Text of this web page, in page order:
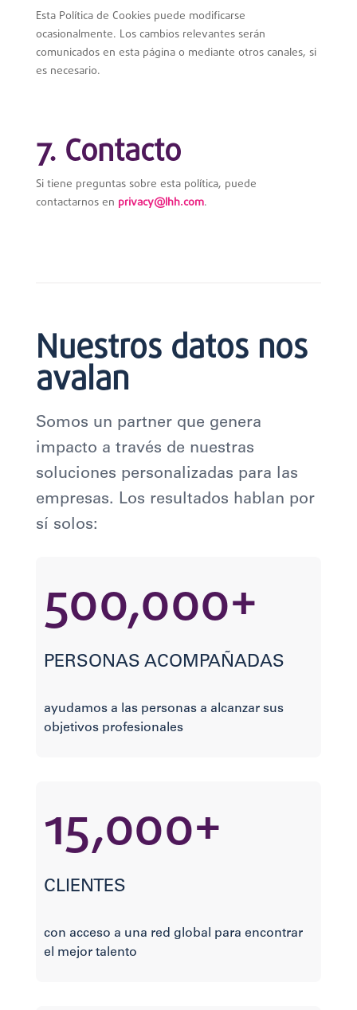
Esta Política de Cookies puede modificarse
ocasionalmente. Los cambios relevantes serán
comunicados en esta página o mediante otros canales, si
es necesario.
7. Contacto
Si tiene preguntas sobre esta política, puede
contactarnos en privacy@lhh.com.
Nuestros datos nos
avalan
Somos un partner que genera
impacto a través de nuestras
soluciones personalizadas para las
empresas. Los resultados hablan por
sí solos:
500,000+
PERSONAS ACOMPAÑADAS
ayudamos a las personas a alcanzar sus
objetivos profesionales
15,000+
CLIENTES
con acceso a una red global para encontrar
el mejor talento